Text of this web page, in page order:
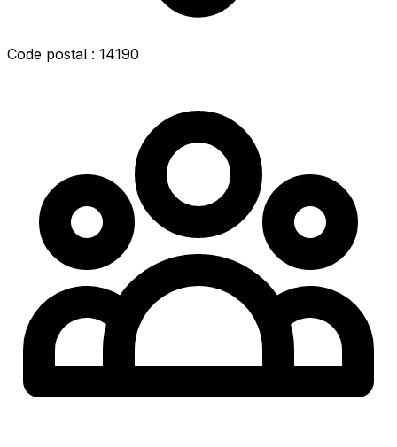
Code postal : 14190